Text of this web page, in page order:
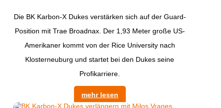
Die BK Karbon-X Dukes verstärken sich auf der Guard-
Position mit Trae Broadnax. Der 1,93 Meter große US-
Amerikaner kommt von der Rice University nach
Klosterneuburg und startet bei den Dukes seine
Profikarriere.
mehr lesen